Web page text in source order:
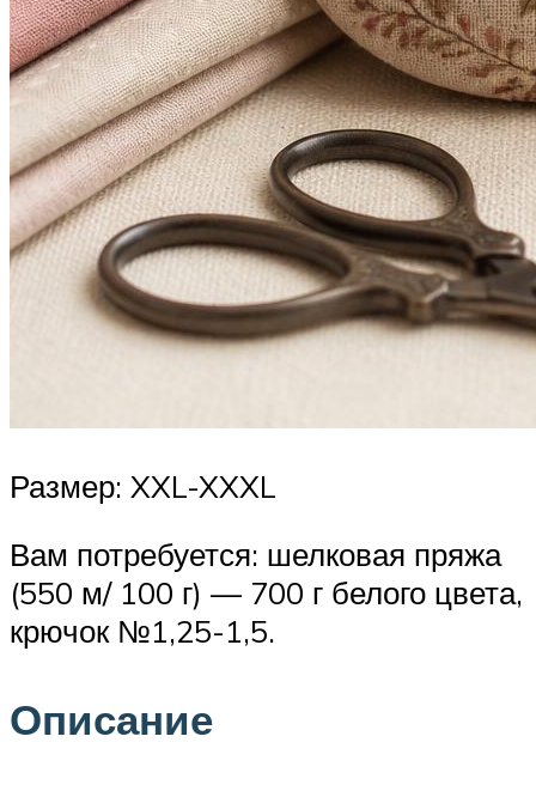
Размер: XXL-XXXL
Вам потребуется: шелковая пряжа
(550 м/ 100 г) — 700 г белого цвета,
крючок №1,25-1,5.
Описание